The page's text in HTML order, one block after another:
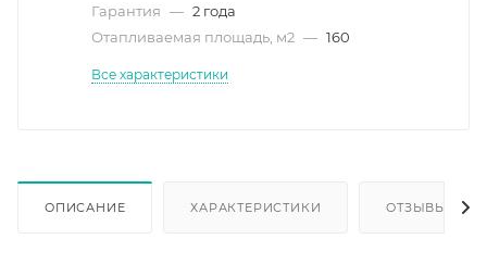
Гарантия — 2 года
Отапливаемая площадь, м2 — 160
Все характеристики
ОПИСАНИЕ ХАРАКТЕРИСТИКИ ОТЗЫВЫ